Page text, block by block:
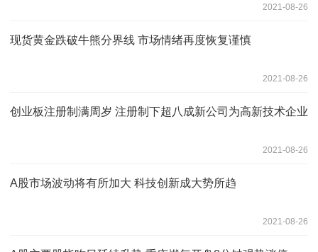
2021-08-26
现货黄金跌破牛熊分界线 市场情绪再度恢复谨慎
2021-08-26
创业板注册制满周岁 注册制下超八成新公司为高新技术企业
2021-08-26
A股市场波动将有所加大 科技创新成大势所趋
2021-08-26